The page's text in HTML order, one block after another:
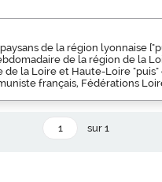
de la région lyonnaise
de la région de la
la Loire et Haute-Loire "puis"
français, Fédérations
sur 1